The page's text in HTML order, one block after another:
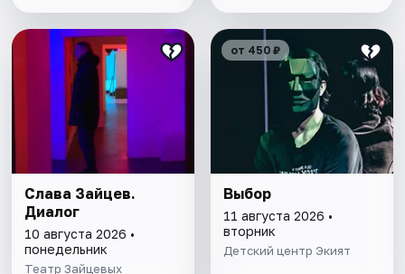
Слава Зайцев.
Диалог
10 августа 2026 •
понедельник
Театр Зайцевых
от 450 ₽
Выбор
11 августа 2026 •
вторник
Детский центр Экият